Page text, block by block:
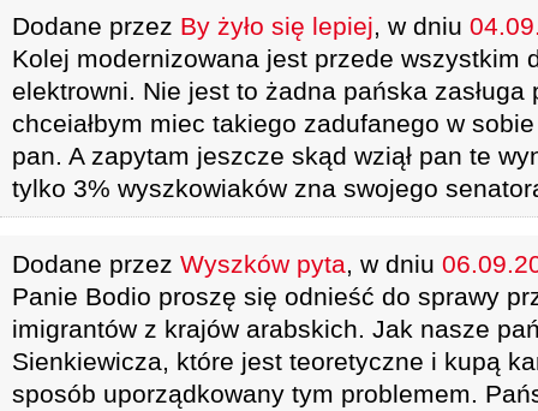
Dodane przez By żyło się lepiej, w dniu
Kolej modernizowana jest przede wszystkim
elektrowni. Nie jest to żadna pańska
chceiałbym miec takiego zadufanego w
pan. A zapytam jeszcze skąd wziął pan te
tylko 3% wyszkowiaków zna swojego
Dodane przez Wyszków pyta, w dniu
Panie Bodio proszę się odnieść do sprawy
imigrantów z krajów arabskich. Jak nasze
Sienkiewicza, które jest teoretyczne i kupą
sposób uporządkowany tym problemem.